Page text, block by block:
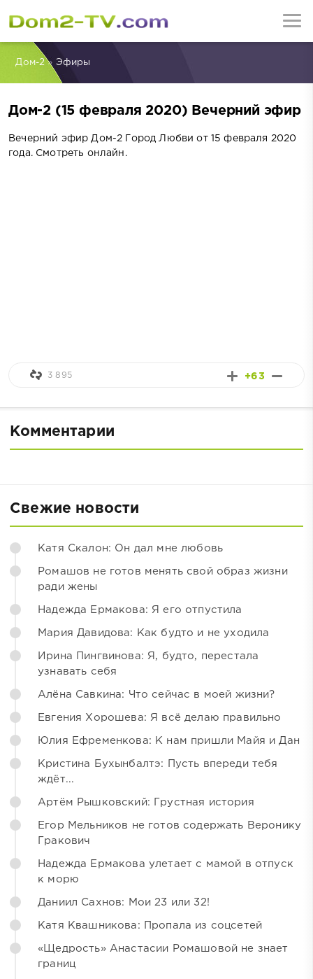
Дом-2» Эфиры
Дом-2 (15 февраля 2020) Вечерний эфир
Вечерний эфир Дом-2 Город Любви от 15 февраля 2020
года. Смотреть онлайн.
+63
3 895
Комментарии
Свежие новости
Катя Скалон: Он дал мне любовь
Ромашов не готов менять свой образ жизни
ради жены
Надежда Ермакова: Я его отпустила
Мария Давидова: Как будто и не уходила
Ирина Пингвинова: Я, будто, перестала
узнавать себя
Алёна Савкина: Что сейчас в моей жизни?
Евгения Хорошева: Я всё делаю правильно
Юлия Ефременкова: К нам пришли Майя и Дан
Кристина Бухынбалтэ: Пусть впереди тебя
ждёт...
Артём Рышковский: Грустная история
Егор Мельников не готов содержать Веронику
Гракович
Надежда Ермакова улетает с мамой в отпуск
к морю
Даниил Сахнов: Мои 23 или 32!
Катя Квашникова: Пропала из соцсетей
«Щедрость» Анастасии Ромашовой не знает
границ